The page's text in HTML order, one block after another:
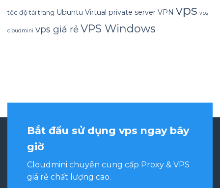
tốc độ tải trang Ubuntu Virtual private server VPN vps vps
cloudmini vps giá rẻVPS Windows
Bắt đầu sử dụng vps ngay bây
giờ
Cloudmini chuyên cung cấp Proxy & VPS
giá rẻ chất lượng cao.